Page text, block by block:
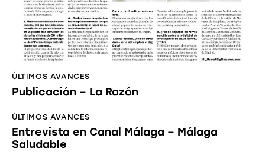
ÚLTIMOS AVANCES
Publicación – La Razón
ÚLTIMOS AVANCES
Entrevista en Canal Málaga – Málaga
Saludable